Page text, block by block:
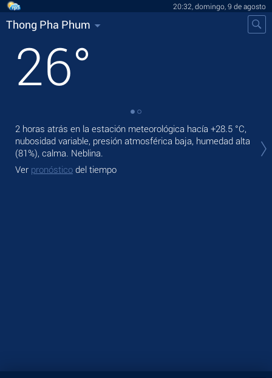
20:32, domingo, 9 de agosto
Thong Pha Phum
26°
2 horas atrás en la estación meteorológica hacía +28.5 °C,
nubosidad variable, presión atmosférica baja, humedad alta
(81%), calma. Neblina.
Ver pronóstico del tiempo